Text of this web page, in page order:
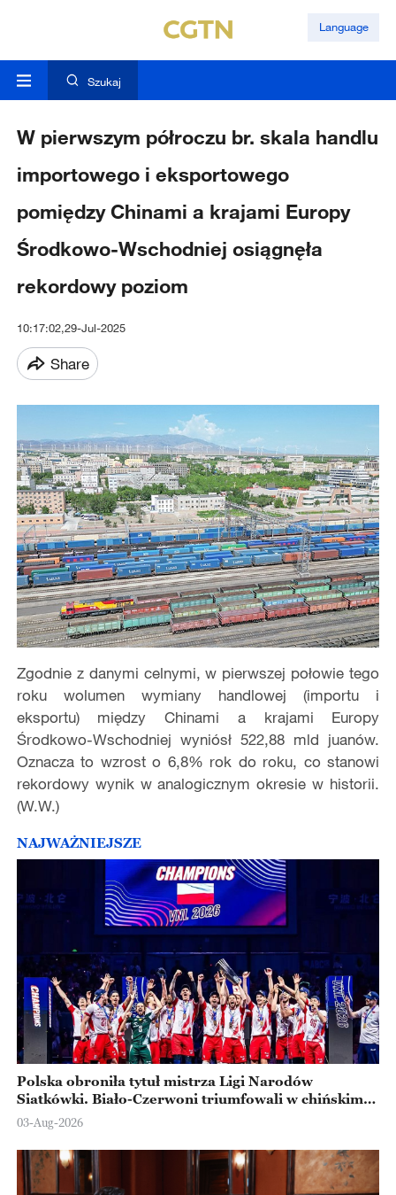
Language
Szukaj
W pierwszym półroczu br. skala handlu
importowego i eksportowego
pomiędzy Chinami a krajami Europy
Środkowo-Wschodniej osiągnęła
rekordowy poziom
10:17:02,29-Jul-2025
Share
Zgodnie z danymi celnymi, w pierwszej połowie tego
roku wolumen wymiany handlowej (importu i
eksportu) między Chinami a krajami Europy
Środkowo-Wschodniej wyniósł 522,88 mld juanów.
Oznacza to wzrost o 6,8% rok do roku, co stanowi
rekordowy wynik w analogicznym okresie w historii.
(W.W.)
NAJWAŻNIEJSZE
Polska obroniła tytuł mistrza Ligi Narodów
Siatkówki. Biało-Czerwoni triumfowali w chińskim
Ningbo
03-Aug-2026